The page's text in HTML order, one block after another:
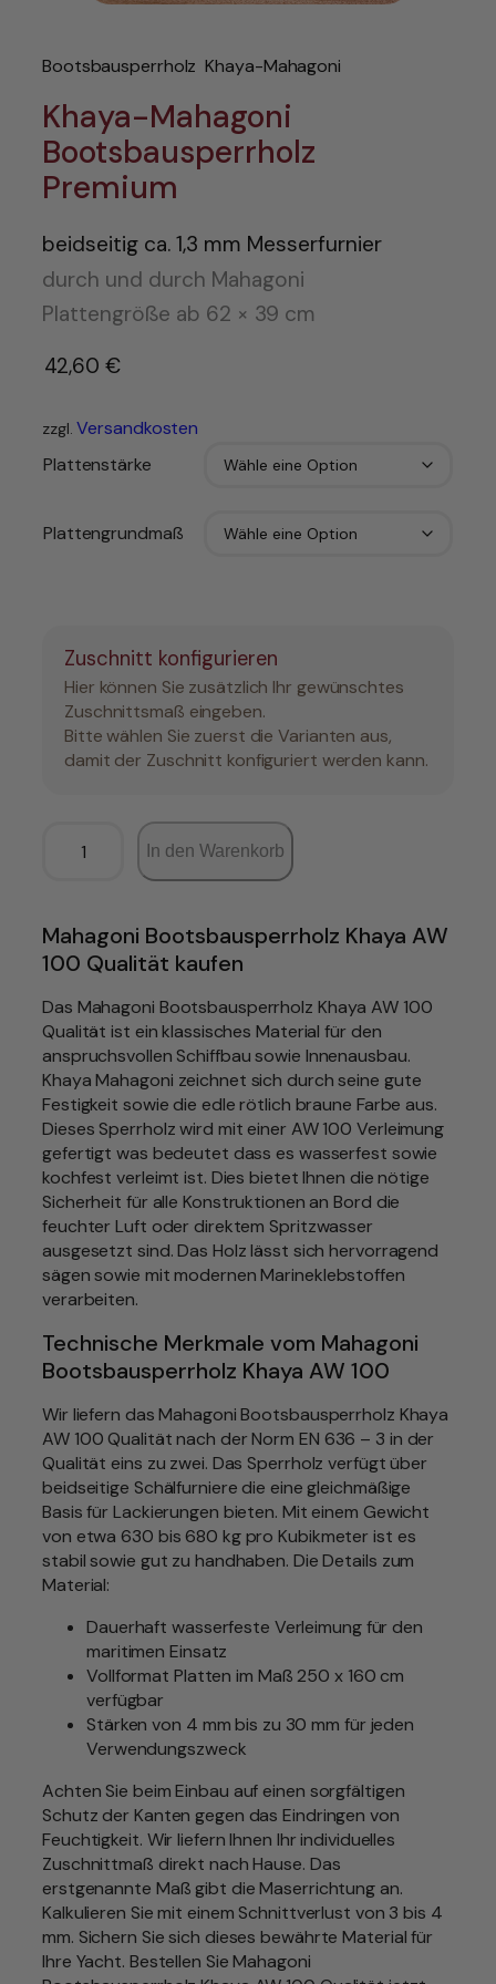
Bootsbausperrholz Khaya-Mahagoni
Khaya-Mahagoni
Bootsbausperrholz
Premium
beidseitig ca. 1,3 mm Messerfurnier
durch und durch Mahagoni
Plattengröße ab 62 × 39 cm
42,60 €
zzgl.Versandkosten
Plattenstärke
Plattengrundmaß
Zuschnitt konfigurieren
Hier können Sie zusätzlich Ihr gewünschtes
Zuschnittsmaß eingeben.
Bitte wählen Sie zuerst die Varianten aus,
damit der Zuschnitt konfiguriert werden kann.
a
-
M
a
h
a
g
o
n
i
B
o
o
t
s
b
u
s
e
r
r
h
o
l
z
P
e
i
d
s
e
i
t
i
g
In den Warenkorb
Mahagoni Bootsbausperrholz Khaya AW
100 Qualität kaufen
Das Mahagoni Bootsbausperrholz Khaya AW 100
Qualität ist ein klassisches Material für den
anspruchsvollen Schiffbau sowie Innenausbau.
Khaya Mahagoni zeichnet sich durch seine gute
Festigkeit sowie die edle rötlich braune Farbe aus.
Dieses Sperrholz wird mit einer AW 100 Verleimung
gefertigt was bedeutet dass es wasserfest sowie
kochfest verleimt ist. Dies bietet Ihnen die nötige
Sicherheit für alle Konstruktionen an Bord die
feuchter Luft oder direktem Spritzwasser
ausgesetzt sind. Das Holz lässt sich hervorragend
sägen sowie mit modernen Marineklebstoffen
verarbeiten.
Technische Merkmale vom Mahagoni
Bootsbausperrholz Khaya AW 100
Wir liefern das Mahagoni Bootsbausperrholz Khaya
AW 100 Qualität nach der Norm EN 636 – 3 in der
Qualität eins zu zwei. Das Sperrholz verfügt über
beidseitige Schälfurniere die eine gleichmäßige
Basis für Lackierungen bieten. Mit einem Gewicht
von etwa 630 bis 680 kg pro Kubikmeter ist es
stabil sowie gut zu handhaben. Die Details zum
Material:
Dauerhaft wasserfeste Verleimung für den
maritimen Einsatz
Vollformat Platten im Maß 250 x 160 cm
verfügbar
Stärken von 4 mm bis zu 30 mm für jeden
Verwendungszweck
Achten Sie beim Einbau auf einen sorgfältigen
Schutz der Kanten gegen das Eindringen von
Feuchtigkeit. Wir liefern Ihnen Ihr individuelles
Zuschnittmaß direkt nach Hause. Das
erstgenannte Maß gibt die Maserrichtung an.
Kalkulieren Sie mit einem Schnittverlust von 3 bis 4
mm. Sichern Sie sich dieses bewährte Material für
Ihre Yacht. Bestellen Sie Mahagoni